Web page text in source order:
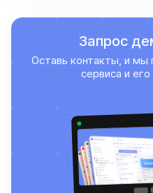
Запрос
Оставь контакты, и
сервиса и